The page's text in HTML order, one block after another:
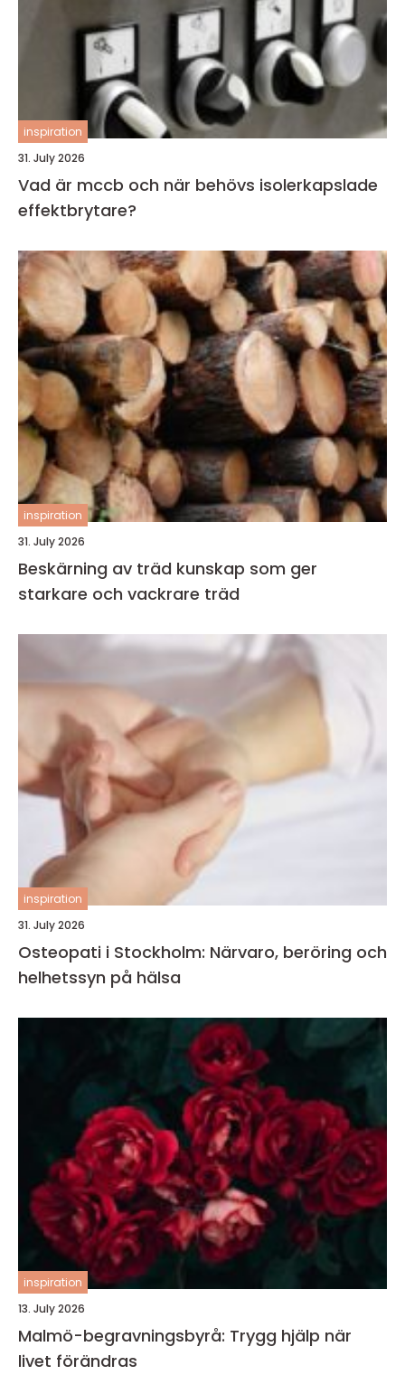
inspiration
31. July 2026
Vad är mccb och när behövs isolerkapslade
effektbrytare?
inspiration
31. July 2026
Beskärning av träd kunskap som ger
starkare och vackrare träd
inspiration
31. July 2026
Osteopati i Stockholm: Närvaro, beröring och
helhetssyn på hälsa
inspiration
13. July 2026
Malmö-begravningsbyrå: Trygg hjälp när
livet förändras